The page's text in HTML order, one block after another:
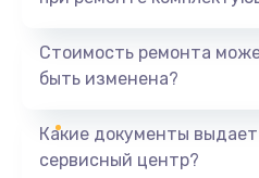
1440
Ремонт
Стоимость ремонта
быть изменена?
Какие документы выдает
сервисный центр?